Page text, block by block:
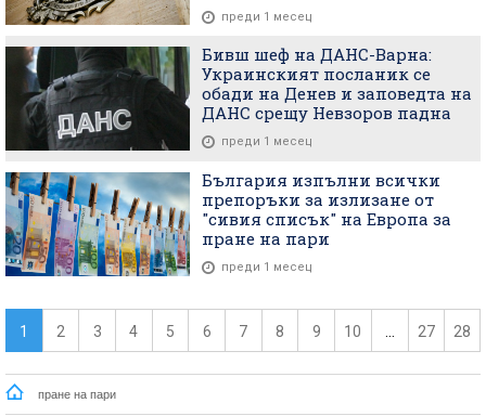
преди 1 месец
Бивш шеф на ДАНС-Варна:
Украинският посланик се
обади на Денев и заповедта на
ДАНС срещу Невзоров падна
преди 1 месец
България изпълни всички
препоръки за излизане от
"сивия списък" на Европа за
пране на пари
преди 1 месец
1 2 3 4 5 6 7 8 9 10 27 28
пране на пари